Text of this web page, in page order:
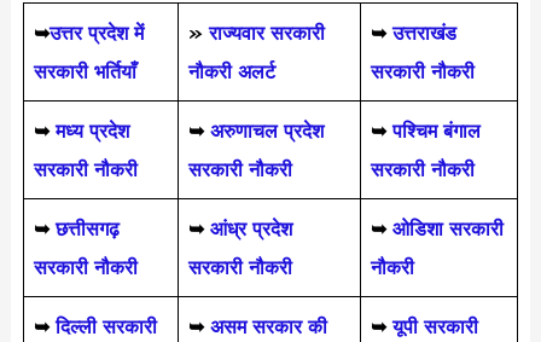
➥उत्तर प्रदेश में
सरकारी भर्तियाँ
»राज्यवार सरकारी
नौकरी अलर्ट
➥ उत्तराखंड
सरकारी नौकरी
➥ मध्य प्रदेश
सरकारी नौकरी
➥ अरुणाचल प्रदेश
सरकारी नौकरी
➥ पश्चिम बंगाल
सरकारी नौकरी
➥ छत्तीसगढ़
सरकारी नौकरी
➥ आंध्र प्रदेश
सरकारी नौकरी
➥ ओडिशा सरकारी
नौकरी
➥ दिल्ली सरकारी
➥ असम सरकार की
➥ यूपी सरकारी